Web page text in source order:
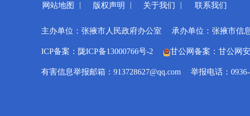
网站地图 | 版权声明 | 关于我们 | 联系我们
主办单位：张掖市人民政府办公室 承办单位：张掖市信
ICP备案：陇ICP备13000766号-2 甘公网备案：甘公网
有害信息举报邮箱：913728627@qq.com 举报电话：0936-